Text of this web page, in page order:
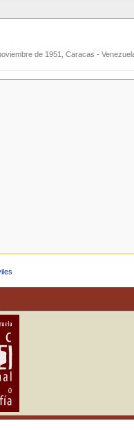
de 1951, Caracas -
ofrece sus
(SAPI) en
como de las
signataria desde